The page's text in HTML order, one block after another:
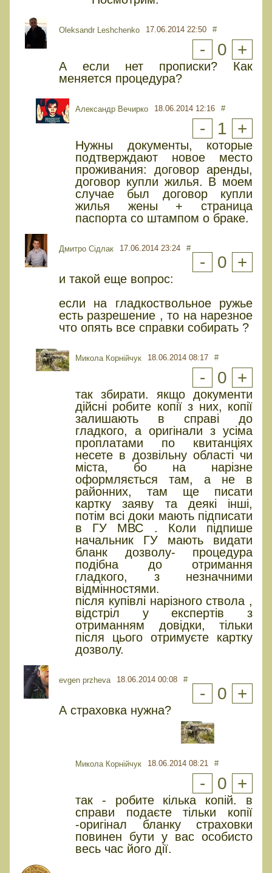
Oleksandr Leshchenko 17.06.2014 22:50 #
- 0 +
А если нет прописки? Как
меняется процедура?
Александр Вечирко 18.06.2014 12:16 #
- 1 +
Нужны документы, которые
подтверждают новое место
проживания: договор аренды,
договор купли жилья. В моем
случае был договор купли
жилья жены + страница
паспорта со штампом о браке.
Дмитро Сідлак 17.06.2014 23:24 #
- 0 +
и такой еще вопрос:
если на гладкоствольное ружье
есть разрешение , то на нарезное
что опять все справки собирать ?
Микола Корнійчук 18.06.2014 08:17 #
- 0 +
так збирати. якщо документи
дійсні робите копії з них, копії
залишають в справі до
гладкого, а оригінали з усіма
проплатами по квитанціях
несете в дозвільну області чи
міста, бо на нарізне
оформляється там, а не в
районних, там ще писати
картку заяву та деякі інші,
потім всі доки мають підписати
в ГУ МВС . Коли підпише
начальник ГУ мають видати
бланк дозволу- процедура
подібна до отримання
гладкого, з незначними
відмінностями.
після купівлі нарізного ствола ,
відстріл у експертів з
отриманням довідки, тільки
після цього отримуєте картку
дозволу.
evgen przheva 18.06.2014 00:08 #
- 0 +
А страховка нужна?
Микола Корнійчук 18.06.2014 08:21 #
- 0 +
так - робите кілька копій. в
справи подаєте тільки копії
-оригінал бланку страховки
повинен бути у вас особисто
весь час його дії.